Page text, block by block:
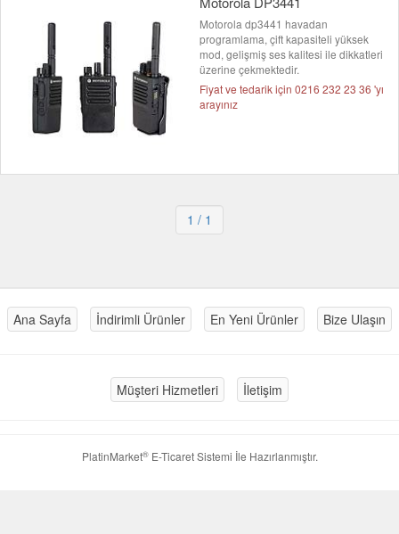
Motorola dp3441 havadan
programlama, çift kapasiteli yüksek
mod, gelişmiş ses kalitesi ile dikkatleri
üzerine çekmektedir.
Fiyat ve tedarik için 0216 232 23 36 'yı
arayınız
1 / 1
Ana Sayfa İndirimli Ürünler En Yeni Ürünler Bize Ulaşın
Müşteri Hizmetleri İletişim
PlatinMarket®E-Ticaret Sistemi İle Hazırlanmıştır.